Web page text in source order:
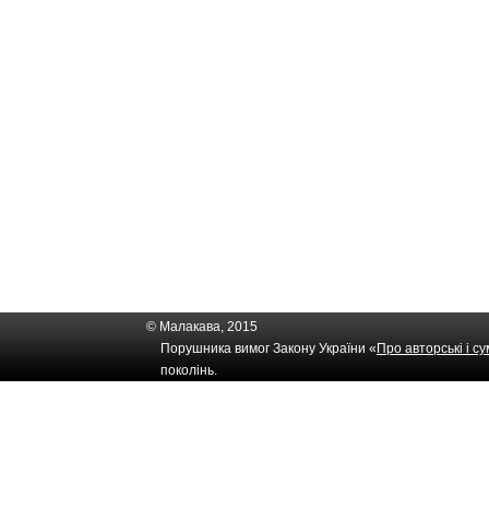
© Малакава, 2015
Порушника вимог Закону України « Про авторські і
поколінь.